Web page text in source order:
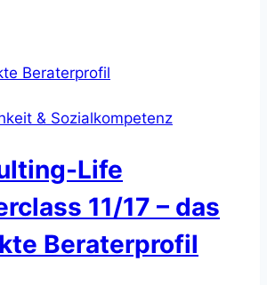
& Sozialkompetenz
Life
11/17 – das
Beraterprofil